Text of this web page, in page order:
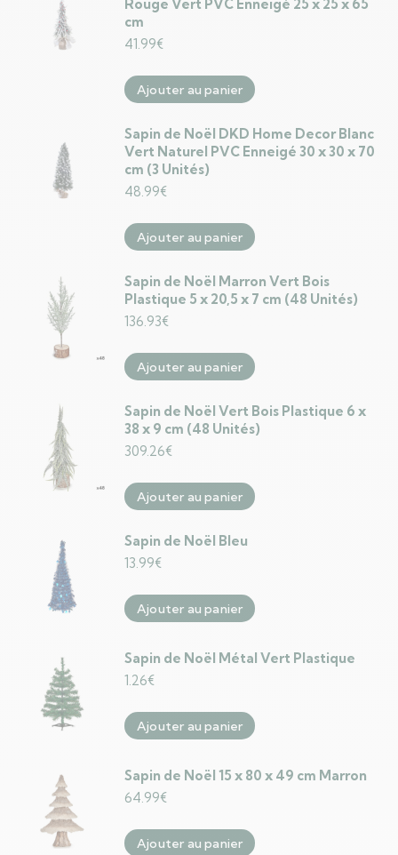
Rouge Vert PVC Enneigé 25 x 25 x 65
cm
41.99€
Ajouter au panier
Sapin de Noël DKD Home Decor Blanc
Vert Naturel PVC Enneigé 30 x 30 x 70
cm (3 Unités)
48.99€
Ajouter au panier
Sapin de Noël Marron Vert Bois
Plastique 5 x 20,5 x 7 cm (48 Unités)
136.93€
Ajouter au panier
Sapin de Noël Vert Bois Plastique 6 x
38 x 9 cm (48 Unités)
309.26€
Ajouter au panier
Sapin de Noël Bleu
13.99€
Ajouter au panier
Sapin de Noël Métal Vert Plastique
1.26€
Ajouter au panier
Sapin de Noël 15 x 80 x 49 cm Marron
64.99€
Ajouter au panier